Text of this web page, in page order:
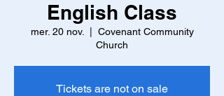
English Class
mer. 20 nov.
Covenant Community
Church
Tickets are not on sale